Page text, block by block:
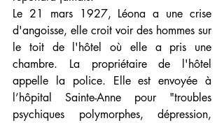
Le 21 mars 1927, Léona a une crise
d'angoisse, elle croit voir des hommes sur
le toit de l'hôtel où elle a pris une
chambre. La propriétaire de l'hôtel
appelle la police. Elle est envoyée à
l’hôpital Sainte-Anne pour "troubles
psychiques polymorphes, dépression,